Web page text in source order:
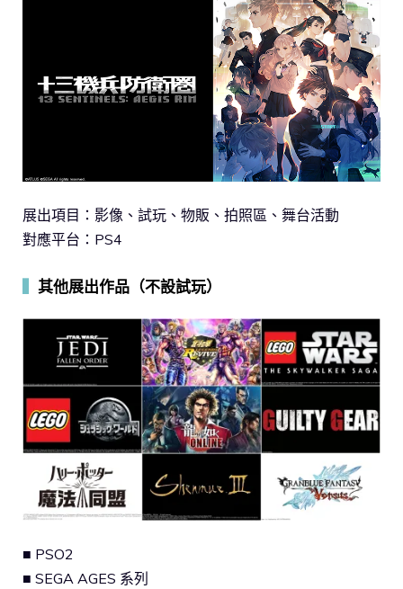
展出項目：影像、試玩、物販、拍照區、舞台活動
對應平台：PS4
其他展出作品（不設試玩）
■ PSO2
■ SEGA AGES 系列